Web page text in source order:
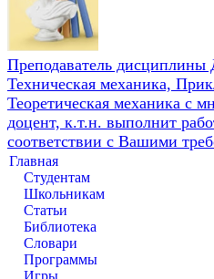
Преподаватель
Техническая механика,
Теоретическая механика с
доцент, к.т.н. выполнит
соответствии с Вашими
Главная
Студентам
Школьникам
Статьи
Библиотека
Словари
Программы
Игры